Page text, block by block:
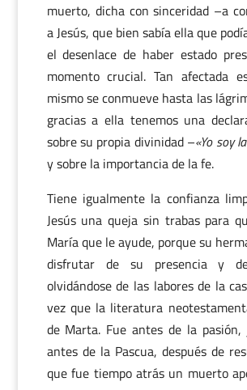
muerto, dicha con sinceridad –a
a Jesús, que bien sabía ella que
el desenlace de haber estado
momento crucial. Tan afectada
mismo se conmueve hasta las
gracias a ella tenemos una
sobre su propia divinidad –«Yo soy
y sobre la importancia de la fe.
Tiene igualmente la confianza
Jesús una queja sin trabas para
María que le ayude, porque su
disfrutar de su presencia y
olvidándose de las labores de la
vez que la literatura
de Marta. Fue antes de la
antes de la Pascua, después de
que fue tiempo atrás un muerto